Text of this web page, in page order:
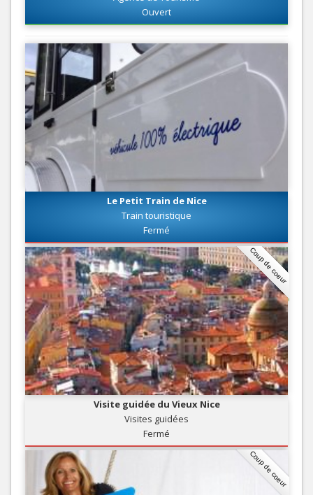
Ouvert
Le Petit Train de Nice
Train touristique
Fermé
Coup de coeur
Visite guidée du Vieux Nice
Visites guidées
Fermé
Coup de coeur